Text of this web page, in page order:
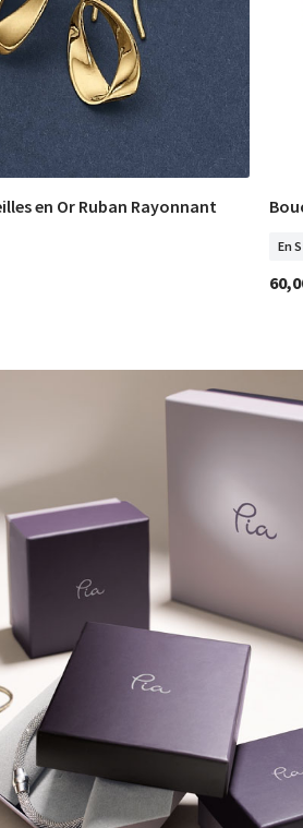
COMMANDER
en Or Ruban Rayonnant
En